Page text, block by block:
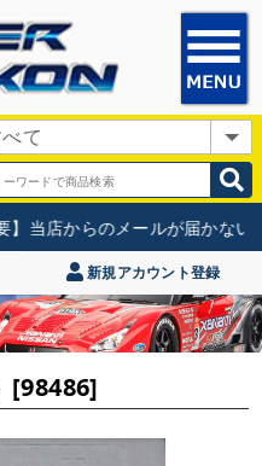
】当店からのメールが届かない
新規アカウント登録
[98486]